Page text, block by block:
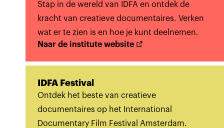
Stap in de wereld van IDFA en ontdek de
kracht van creatieve documentaires. Verken
wat er te zien is en hoe je kunt deelnemen.
Naar de institute website
IDFA Festival
Ontdek het beste van creatieve
documentaires op het International
Documentary Film Festival Amsterdam.